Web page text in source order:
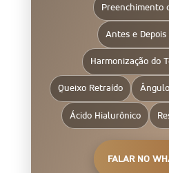
Preenchimento
Antes e
Harmonização do
Queixo Retraído
Ácido Hialurônico
FALAR NO